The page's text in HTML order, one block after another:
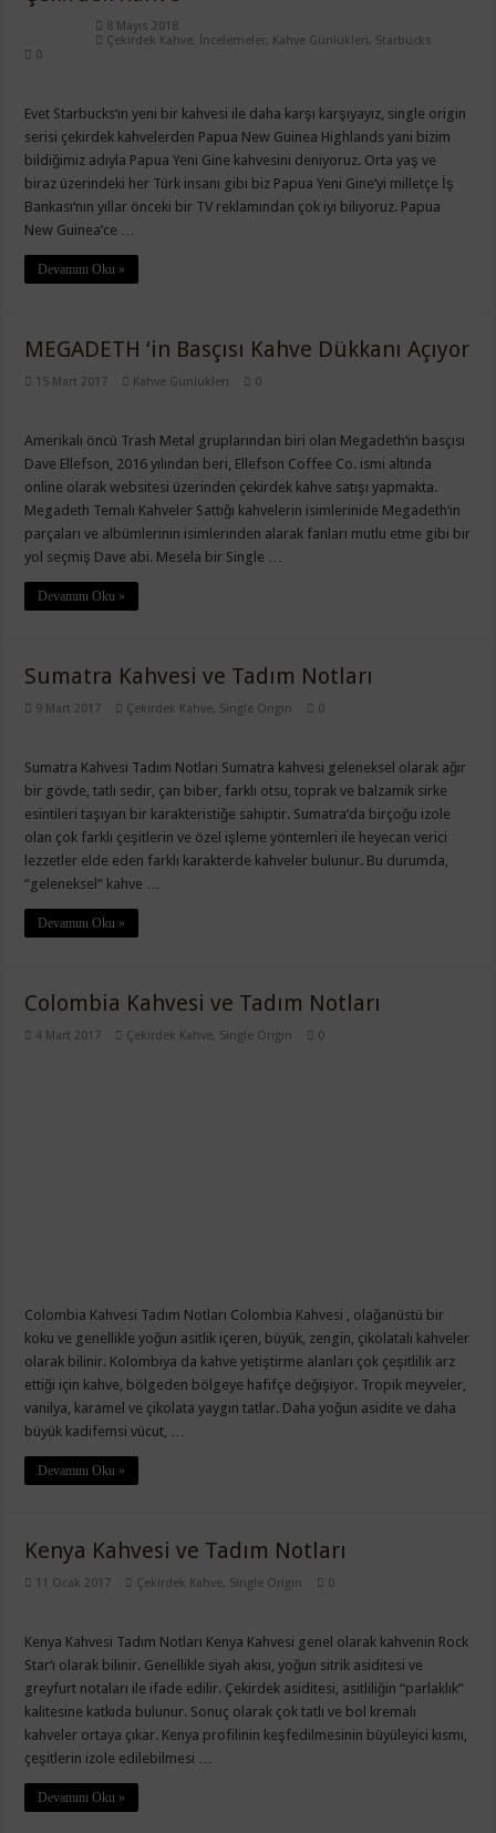
8 Mayıs 2018
Çekirdek Kahve, İncelemeler, Kahve Günlükleri, Starbucks
0
Evet Starbucks‘ın yeni bir kahvesi ile daha karşı karşıyayız, single origin
serisi çekirdek kahvelerden Papua New Guinea Highlands yani bizim
bildiğimiz adıyla Papua Yeni Gine kahvesini deniyoruz. Orta yaş ve
biraz üzerindeki her Türk insanı gibi biz Papua Yeni Gine‘yi milletçe İş
Bankası‘nın yıllar önceki bir TV reklamından çok iyi biliyoruz. Papua
New Guinea’ce …
Devamını Oku »
MEGADETH ‘in Basçısı Kahve Dükkanı Açıyor
15 Mart 2017 Kahve Günlükleri 0
Amerikalı öncü Trash Metal gruplarından biri olan Megadeth‘in basçısı
Dave Ellefson, 2016 yılından beri, Ellefson Coffee Co. ismi altında
online olarak websitesi üzerinden çekirdek kahve satışı yapmakta.
Megadeth Temalı Kahveler Sattığı kahvelerin isimlerinide Megadeth‘in
parçaları ve albümlerinin isimlerinden alarak fanları mutlu etme gibi bir
yol seçmiş Dave abi. Mesela bir Single …
Devamını Oku »
Sumatra Kahvesi ve Tadım Notları
9 Mart 2017 Çekirdek Kahve, Single Origin 0
Sumatra Kahvesi Tadım Notları Sumatra kahvesi geleneksel olarak ağır
bir gövde, tatlı sedir, çan biber, farklı otsu, toprak ve balzamik sirke
esintileri taşıyan bir karakteristiğe sahiptir. Sumatra‘da birçoğu izole
olan çok farklı çeşitlerin ve özel işleme yöntemleri ile heyecan verici
lezzetler elde eden farklı karakterde kahveler bulunur. Bu durumda,
“geleneksel” kahve …
Devamını Oku »
Colombia Kahvesi ve Tadım Notları
4 Mart 2017 Çekirdek Kahve, Single Origin 0
Colombia Kahvesi Tadım Notları Colombia Kahvesi , olağanüstü bir
koku ve genellikle yoğun asitlik içeren, büyük, zengin, çikolatalı kahveler
olarak bilinir. Kolombiya da kahve yetiştirme alanları çok çeşitlilik arz
ettiği için kahve, bölgeden bölgeye hafifçe değişiyor. Tropik meyveler,
vanilya, karamel ve çikolata yaygın tatlar. Daha yoğun asidite ve daha
büyük kadifemsi vücut, …
Devamını Oku »
Kenya Kahvesi ve Tadım Notları
11 Ocak 2017 Çekirdek Kahve, Single Origin 0
Kenya Kahvesi Tadım Notları Kenya Kahvesi genel olarak kahvenin Rock
Star‘ı olarak bilinir. Genellikle siyah akısı, yoğun sitrik asiditesi ve
greyfurt notaları ile ifade edilir. Çekirdek asiditesi, asitliliğin “parlaklık”
kalitesine katkıda bulunur. Sonuç olarak çok tatlı ve bol kremalı
kahveler ortaya çıkar. Kenya profilinin keşfedilmesinin büyüleyici kısmı,
çeşitlerin izole edilebilmesi …
Devamını Oku »